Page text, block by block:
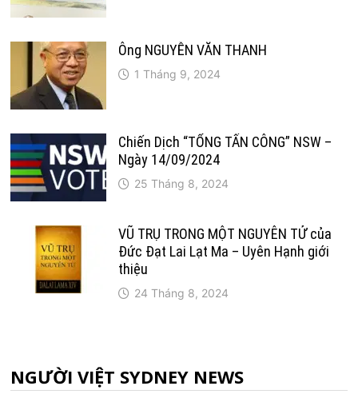
Ông NGUYỄN VĂN THANH
1 Tháng 9, 2024
Chiến Dịch “TỔNG TẤN CÔNG” NSW –
Ngày 14/09/2024
25 Tháng 8, 2024
VŨ TRỤ TRONG MỘT NGUYÊN TỬ của
Đức Đạt Lai Lạt Ma – Uyên Hạnh giới
thiệu
24 Tháng 8, 2024
NGƯỜI VIỆT SYDNEY NEWS